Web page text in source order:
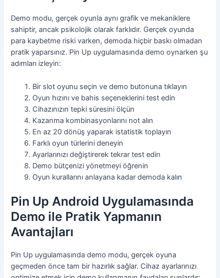
Demo modu, gerçek oyunla aynı grafik ve mekaniklere
sahiptir, ancak psikolojik olarak farklıdır. Gerçek oyunda
para kaybetme riski varken, demoda hiçbir baskı olmadan
pratik yaparsınız. Pin Up uygulamasında demo oynarken şu
adımları izleyin:
Bir slot oyunu seçin ve demo butonuna tıklayın
Oyun hızını ve bahis seçeneklerini test edin
Cihazınızın tepki süresini ölçün
Kazanma kombinasyonlarını not alın
En az 20 dönüş yaparak istatistik toplayın
Farklı oyun türlerini deneyin
Ayarlarınızı değiştirerek tekrar test edin
Demo bütçenizi yönetmeyi öğrenin
Oyun kurallarını anlayana kadar demoda kalın
Pin Up Android Uygulamasında
Demo ile Pratik Yapmanın
Avantajları
Pin Up uygulamasında demo modu, gerçek oyuna
geçmeden önce tam bir hazırlık sağlar. Cihaz ayarlarınızı